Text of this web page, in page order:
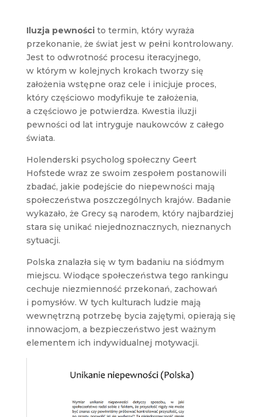
Iluzja pewnościto termin, który wyraża
przekonanie, że świat jest w pełni kontrolowany.
Jest to odwrotność procesu iteracyjnego,
w którym w kolejnych krokach tworzy się
założenia wstępne oraz cele i inicjuje proces,
który częściowo modyfikuje te założenia,
a częściowo je potwierdza. Kwestia iluzji
pewności od lat intryguje naukowców z całego
świata.
Holenderski psycholog społeczny Geert
Hofstede wraz ze swoim zespołem postanowili
zbadać, jakie podejście do niepewności mają
społeczeństwa poszczególnych krajów. Badanie
wykazało, że Grecy są narodem, który najbardziej
stara się unikać niejednoznacznych, nieznanych
sytuacji.
Polska znalazła się w tym badaniu na siódmym
miejscu. Wiodące społeczeństwa tego rankingu
cechuje niezmienność przekonań, zachowań
i pomysłów. W tych kulturach ludzie mają
wewnętrzną potrzebę bycia zajętymi, opierają się
innowacjom, a bezpieczeństwo jest ważnym
elementem ich indywidualnej motywacji.